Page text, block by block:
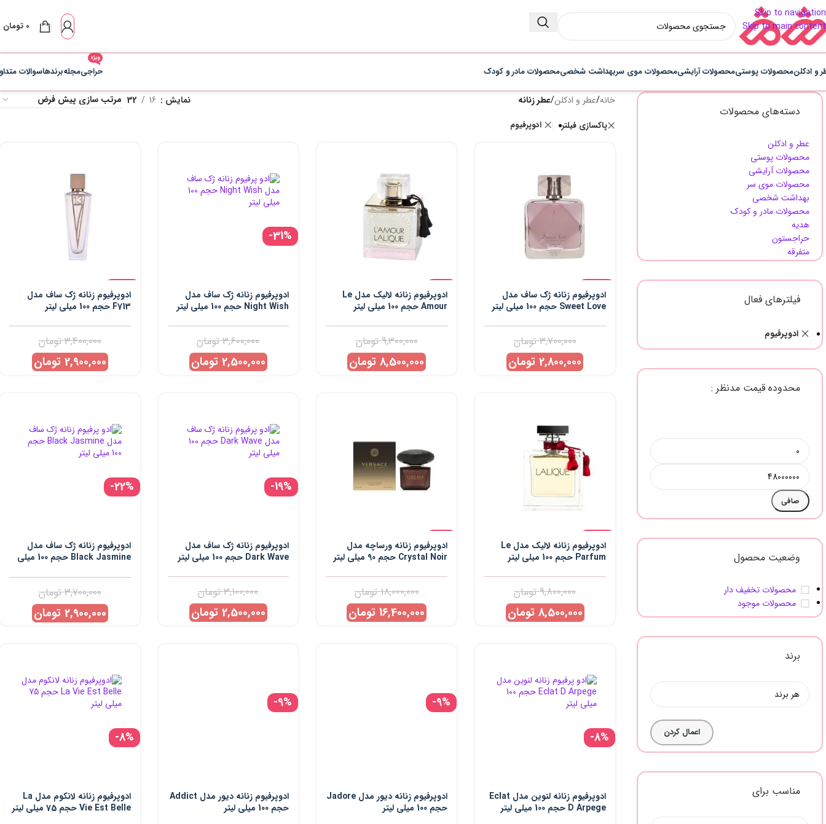
Skip to navigation
Skip to main content
0 تومان
و ادکلنمحصولات پوستیمحصولات آرایشیمحصولات موی سربهداشت شخصیمحصولات مادر و کودک حراجی
ویژه
مجلهبرندهاسوالات
دسته‌های محصولات
عطر و ادکلن
محصولات پوستی
محصولات آرایشی
محصولات موی سر
بهداشت شخصی
محصولات مادر و کودک
هدیه
حراجستون
متفرقه
فیلترهای فعال
ادوپرفیوم
محدوده قیمت مدنظر :
صافی
وضعیت محصول
محصولات تخفیف دار
محصولات موجود
برند
اعمال کردن
مناسب برای
خانه/عطر و ادکلن/عطر زنانه نمایش 16
32
پاکسازی فیلتر ادوپرفیوم
-24%
ادوپرفیوم زنانه ژک ساف مدل
Sweet Love حجم 100 میلی لیتر
3,700,000تومان
2,800,000 تومان
-9%
ادوپرفیوم زنانه لالیک مدل Le
Amour حجم 100 میلی‌ لیتر
9,300,000تومان
8,500,000 تومان
-31%
ادوپرفیوم زنانه ژک ساف مدل
Night Wish حجم 100 میلی لیتر
3,600,000تومان
2,500,000 تومان
-15%
ادوپرفیوم زنانه ژک ساف مدل
F713 حجم 100 میلی لیتر
3,400,000تومان
2,900,000 تومان
-13%
ادوپرفیوم زنانه لالیک مدل Le
Parfum حجم 100 میلی لیتر
9,800,000تومان
8,500,000 تومان
-9%
ادوپرفیوم زنانه ورساچه مدل
Crystal Noir حجم 90 میلی لیتر
18,000,000تومان
16,400,000 تومان
-19%
ادوپرفیوم زنانه ژک ساف مدل
Dark Wave حجم 100 میلی لیتر
3,100,000تومان
2,500,000 تومان
-22%
ادوپرفیوم زنانه ژک ساف مدل
Black Jasmine حجم 100 میلی
3,700,000تومان
2,900,000 تومان
-8%
ادوپرفیوم زنانه لنوین مدل Eclat
D Arpege حجم 100 میلی لیتر
-9%
ادوپرفیوم زنانه دیور مدل Jadore
حجم 100 میلی لیتر
-9%
ادوپرفیوم زنانه دیور مدل Addict
حجم 100 میلی لیتر
-8%
ادوپرفیوم زنانه لانکوم مدل La
Vie Est Belle حجم 75 میلی لیتر